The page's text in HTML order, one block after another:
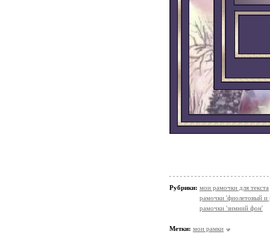
Рубрики: мои рамочки для текста
рамочки 'фиолетовый и
рамочки 'зимний фон'
Метки: мои рамки